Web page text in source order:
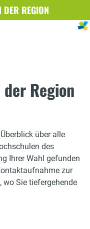
REGION
Region
über alle
des
Ihrer Wahl gefunden
zur
wo Sie tiefergehende